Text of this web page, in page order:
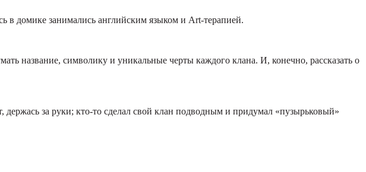
в домике занимались английским языком и Art-терапией.
название, символику и уникальные черты каждого клана. И, конечно, рассказать о
за руки; кто-то сделал свой клан подводным и придумал «пузырьковый»